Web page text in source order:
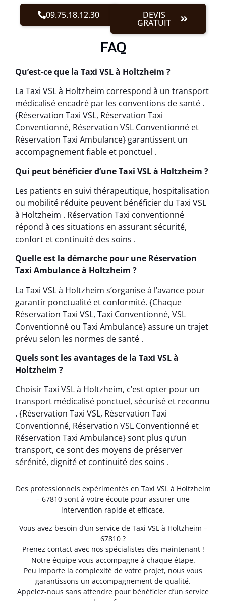
09.75.18.12.30 DEVIS
GRATUIT
FAQ
Qu’est-ce que la Taxi VSL à Holtzheim ?
La Taxi VSL à Holtzheim correspond à un transport
médicalisé encadré par les conventions de santé .
{Réservation Taxi VSL, Réservation Taxi
Conventionné, Réservation VSL Conventionné et
Réservation Taxi Ambulance} garantissent un
accompagnement fiable et ponctuel .
Qui peut bénéficier d’une Taxi VSL à Holtzheim ?
Les patients en suivi thérapeutique, hospitalisation
ou mobilité réduite peuvent bénéficier du Taxi VSL
à Holtzheim . Réservation Taxi conventionné
répond à ces situations en assurant sécurité,
confort et continuité des soins .
Quelle est la démarche pour une Réservation
Taxi Ambulance à Holtzheim ?
La Taxi VSL à Holtzheim s’organise à l’avance pour
garantir ponctualité et conformité. {Chaque
Réservation Taxi VSL, Taxi Conventionné, VSL
Conventionné ou Taxi Ambulance} assure un trajet
prévu selon les normes de santé .
Quels sont les avantages de la Taxi VSL à
Holtzheim ?
Choisir Taxi VSL à Holtzheim, c’est opter pour un
transport médicalisé ponctuel, sécurisé et reconnu
. {Réservation Taxi VSL, Réservation Taxi
Conventionné, Réservation VSL Conventionné et
Réservation Taxi Ambulance} sont plus qu’un
transport, ce sont des moyens de préserver
sérénité, dignité et continuité des soins .
Des professionnels expérimentés en Taxi VSL à Holtzheim
– 67810 sont à votre écoute pour assurer une
intervention rapide et efficace.
Vous avez besoin d’un service de Taxi VSL à Holtzheim –
67810 ?
Prenez contact avec nos spécialistes dès maintenant !
Notre équipe vous accompagne à chaque étape.
Peu importe la complexité de votre projet, nous vous
garantissons un accompagnement de qualité.
Appelez-nous sans attendre pour bénéficier d’un service